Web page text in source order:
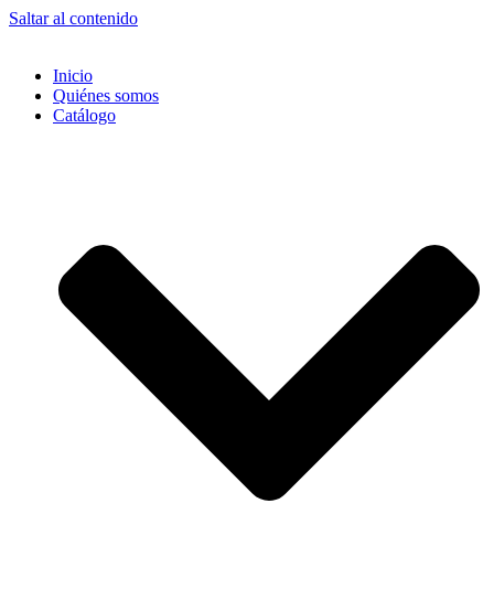
Saltar al contenido
Inicio
Quiénes somos
Catálogo